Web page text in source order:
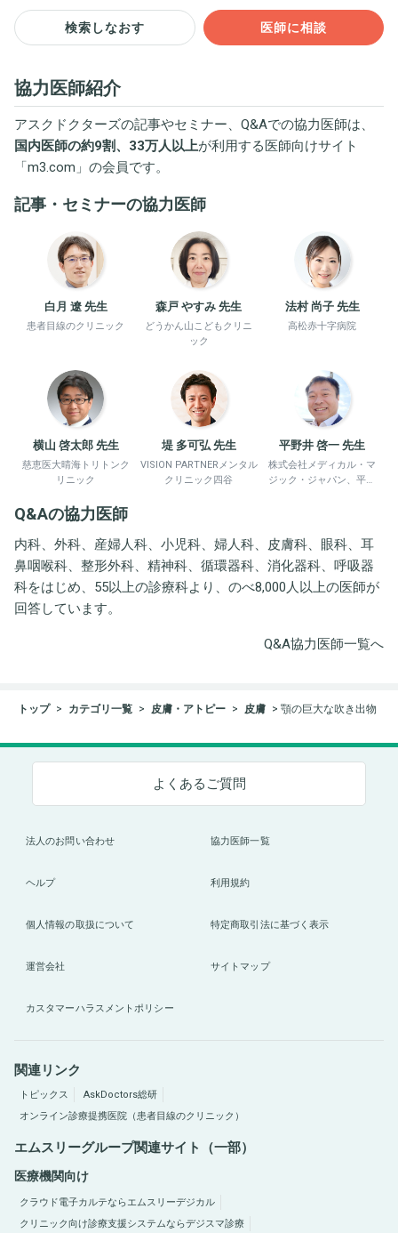
検索しなおす 医師に相談
協力医師紹介
アスクドクターズの記事やセミナー、Q&Aでの協力医師は、
国内医師の約9割、33万人以上が利用する医師向けサイト
「m3.com 」の会員です。
記事・セミナーの協力医師
白月 遼 先生
患者目線のクリニック
森戸 やすみ 先生
どうかん山こどもクリニ
ック
法村 尚子 先生
高松赤十字病院
横山 啓太郎 先生
慈恵医大晴海トリトンク
リニック
堤 多可弘 先生
VISION PARTNERメンタル
クリニック四谷
平野井 啓一 先生
株式会社メディカル・マ
ジック・ジャパン、平野
Q&Aの協力医師
内科、外科、産婦人科、小児科、婦人科、皮膚科、眼科、耳
鼻咽喉科、整形外科、精神科、循環器科、消化器科、呼吸器
科をはじめ、55以上の診療科より、のべ8,000人以上の医師が
回答しています。
Q&A協力医師一覧へ
トップ カテゴリ一覧 皮膚・アトピー 皮膚 顎の巨大な吹き出物
よくあるご質問
法人のお問い合わせ 協力医師一覧
ヘルプ 利用規約
個人情報の取扱について 特定商取引法に基づく表示
運営会社 サイトマップ
カスタマーハラスメントポリシー
関連リンク
トピックス
AskDoctors総研
オンライン診療提携医院（患者目線のクリニック）
エムスリーグループ関連サイト（一部）
医療機関向け
クラウド電子カルテならエムスリーデジカル
クリニック向け診療支援システムならデジスマ診療